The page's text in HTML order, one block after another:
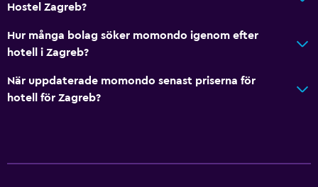
Hostel Zagreb?
Hur många bolag söker momondo igenom efter
hotell i Zagreb?
När uppdaterade momondo senast priserna för
hotell för Zagreb?